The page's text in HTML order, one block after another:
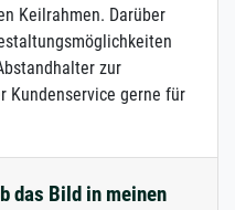
Keilrahmen. Darüber
zur
Kundenservice gerne für
das Bild in meinen